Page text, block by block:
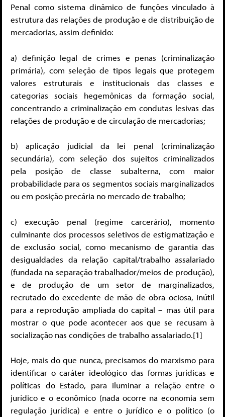
Penal como sistema dinâmico de funções vinculado à
estrutura das relações de produção e de distribuição de
mercadorias, assim definido:
a) definição legal de crimes e penas (criminalização
primária), com seleção de tipos legais que protegem
valores estruturais e institucionais das classes e
categorias sociais hegemônicas da formação social,
concentrando a criminalização em condutas lesivas das
relações de produção e de circulação de mercadorias;
b) aplicação judicial da lei penal (criminalização
secundária), com seleção dos sujeitos criminalizados
pela posição de classe subalterna, com maior
probabilidade para os segmentos sociais marginalizados
ou em posição precária no mercado de trabalho;
c) execução penal (regime carcerário), momento
culminante dos processos seletivos de estigmatização e
de exclusão social, como mecanismo de garantia das
desigualdades da relação capital/trabalho assalariado
(fundada na separação trabalhador/meios de produção),
e de produção de um setor de marginalizados,
recrutado do excedente de mão de obra ociosa, inútil
para a reprodução ampliada do capital – mas útil para
mostrar o que pode acontecer aos que se recusam à
socialização nas condições de trabalho assalariado.[1]
Hoje, mais do que nunca, precisamos do marxismo para
identificar o caráter ideológico das formas jurídicas e
políticas do Estado, para iluminar a relação entre o
jurídico e o econômico (nada ocorre na economia sem
regulação jurídica) e entre o jurídico e o político (o